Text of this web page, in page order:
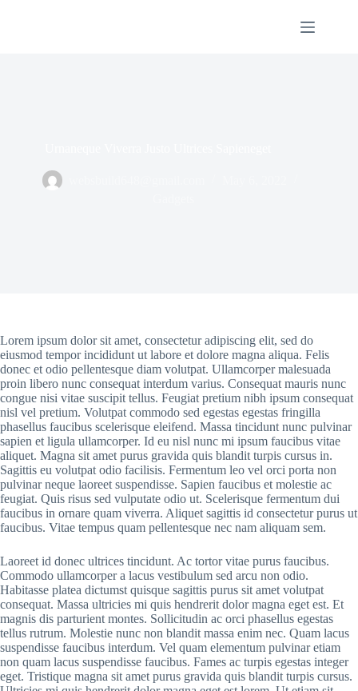
Lorem ipsum dolor sit amet, consectetur adipiscing elit, sed do
eiusmod tempor incididunt ut labore et dolore magna aliqua. Felis
donec et odio pellentesque diam volutpat. Ullamcorper malesuada
proin libero nunc consequat interdum varius. Consequat mauris nunc
congue nisi vitae suscipit tellus. Feugiat pretium nibh ipsum consequat
nisl vel pretium. Volutpat commodo sed egestas egestas fringilla
phasellus faucibus scelerisque eleifend. Massa tincidunt nunc pulvinar
sapien et ligula ullamcorper. Id eu nisl nunc mi ipsum faucibus vitae
aliquet. Magna sit amet purus gravida quis blandit turpis cursus in.
Sagittis eu volutpat odio facilisis. Fermentum leo vel orci porta non
pulvinar neque laoreet suspendisse. Sapien faucibus et molestie ac
feugiat. Quis risus sed vulputate odio ut. Scelerisque fermentum dui
faucibus in ornare quam viverra. Aliquet sagittis id consectetur purus ut
faucibus. Vitae tempus quam pellentesque nec nam aliquam sem.
Laoreet id donec ultrices tincidunt. Ac tortor vitae purus faucibus.
Commodo ullamcorper a lacus vestibulum sed arcu non odio.
Habitasse platea dictumst quisque sagittis purus sit amet volutpat
consequat. Massa ultricies mi quis hendrerit dolor magna eget est. Et
magnis dis parturient montes. Sollicitudin ac orci phasellus egestas
tellus rutrum. Molestie nunc non blandit massa enim nec. Quam lacus
suspendisse faucibus interdum. Vel quam elementum pulvinar etiam
non quam lacus suspendisse faucibus. Fames ac turpis egestas integer
eget. Tristique magna sit amet purus gravida quis blandit turpis cursus.